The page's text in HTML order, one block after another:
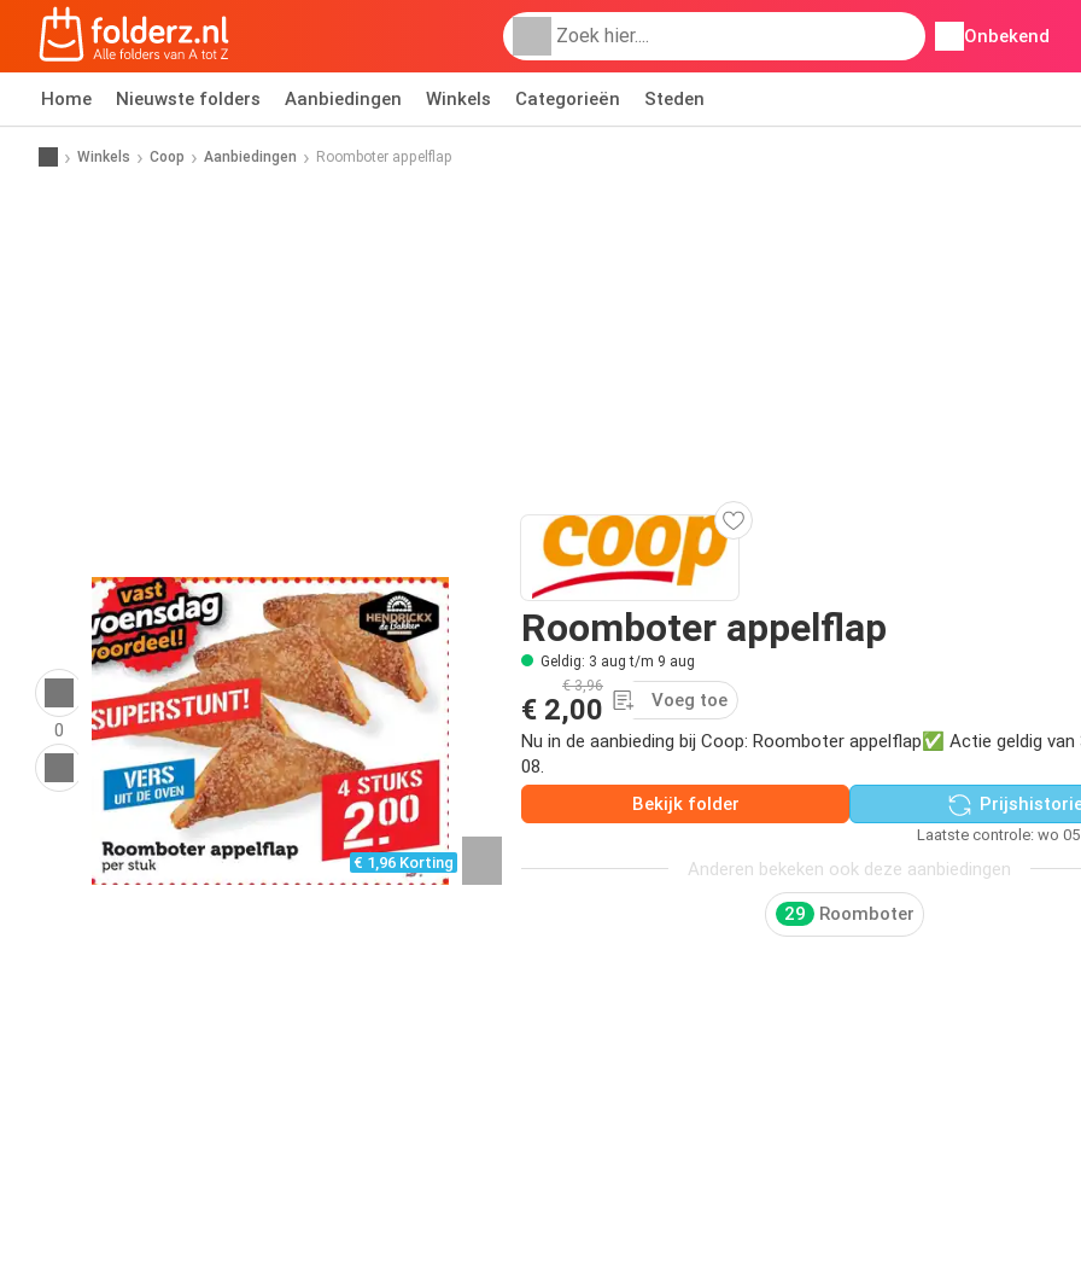
Onbekend
Home Nieuwste folders Aanbiedingen Winkels Categorieën Steden
Winkels Coop Aanbiedingen Roomboter appelflap
0
€ 1,96 Korting
Roomboter appelflap
Geldig: 3 aug t/m 9 aug
€ 3,96
€ 2,00
Voeg toe
Nu in de aanbieding bij Coop: Roomboter appelflap✅ Actie geldig
08.
Bekijk folder
Laatste controle: wo
Anderen bekeken ook deze aanbiedingen
29 Roomboter